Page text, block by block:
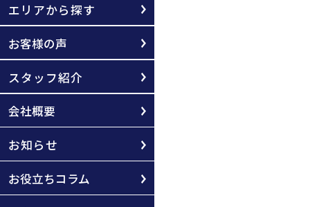
エリアから探す
お客様の声
スタッフ紹介
会社概要
お知らせ
お役立ちコラム